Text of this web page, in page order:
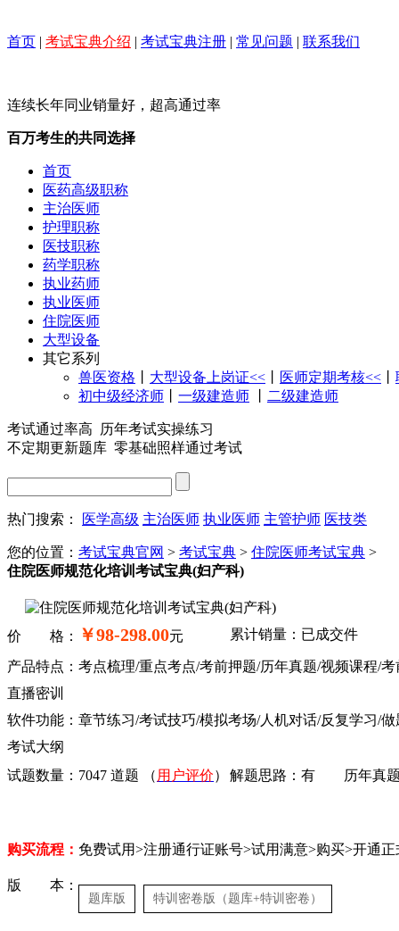
首页 | 考试宝典介绍 | 考试宝典注册 | 常见问题 | 联系我们
连续长年同业销量好，超高通过率
百万考生的共同选择
首页
医药高级职称
主治医师
护理职称
医技职称
药学职称
执业药师
执业医师
住院医师
大型设备
其它系列
兽医资格
大型设备上岗证<< 医师定期考核<<
初中级经济师
一级建造师 二级建造师
考试通过率高 历年考试实操练习
不定期更新题库 零基础照样通过考试
热门搜索： 医学高级 主治医师 执业医师 主管护师 医技类
您的位置： 考试宝典官网 > 考试宝典 > 住院医师考试宝典 >
住院医师规范化培训考试宝典(妇产科)
价 格： ￥98-298.00元 累计销量：已成交件
产品特点：考点梳理/重点考点/考前押题/历年真题/视频课程/考
直播密训
软件功能：章节练习/考试技巧/模拟考场/人机对话/反复学习/做
考试大纲
试题数量： 7047 道题 （ 用户评价） 解题思路： 有 历年真
购买流程： 免费试用>注册通行证账号>试用满意>购买>开通正
版 本：
题库版 特训密卷版（题库+特训密卷）